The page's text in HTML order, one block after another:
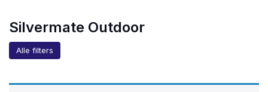
Silvermate Outdoor
Alle filters